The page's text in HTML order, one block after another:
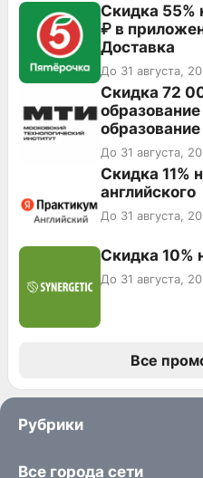
Скидка 55%
₽ в
Доставка
До 31 августа,
Скидка 72
До 31 августа,
Скидка 11%
английского
До 31 августа,
Скидка 10%
До 31 августа,
Все
Рубрики
Все города сети